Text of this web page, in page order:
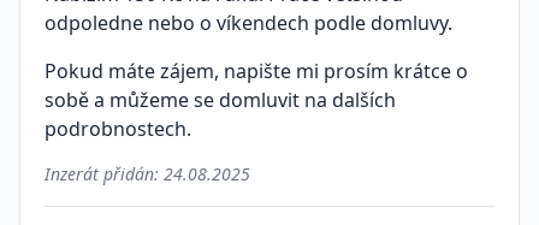
odpoledne nebo o víkendech podle domluvy.
Pokud máte zájem, napište mi prosím krátce o
sobě a můžeme se domluvit na dalších
podrobnostech.
Inzerát přidán: 24.08.2025